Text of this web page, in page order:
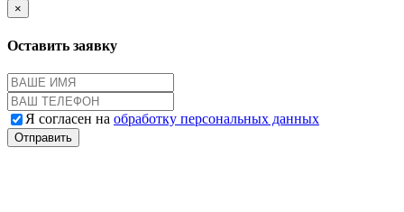
×
Оставить заявку
Я согласен на обработку персональных данных